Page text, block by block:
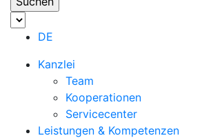
DE
Kanzlei
Team
Kooperationen
Servicecenter
Leistungen & Kompetenzen